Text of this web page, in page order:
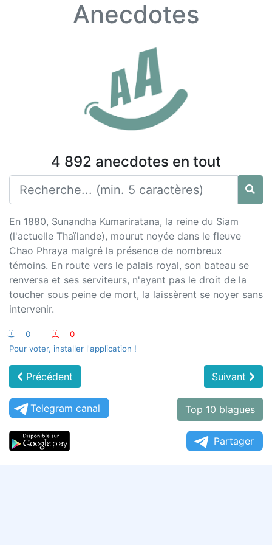
Anecdotes
4 892 anecdotes en tout
En 1880, Sunandha Kumariratana, la reine du Siam
(l'actuelle Thaïlande), mourut noyée dans le fleuve
Chao Phraya malgré la présence de nombreux
témoins. En route vers le palais royal, son bateau se
renversa et ses serviteurs, n'ayant pas le droit de la
toucher sous peine de mort, la laissèrent se noyer sans
intervenir.
:-) 0 :-(
0
Pour voter, installer l'application !
Précédent Suivant
Telegram canal Top 10 blagues
Partager